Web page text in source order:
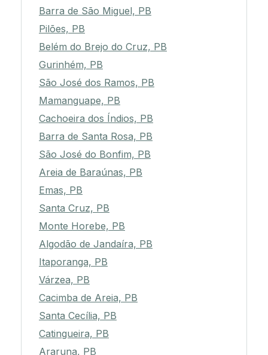
Barra de São Miguel, PB
Pilões, PB
Belém do Brejo do Cruz, PB
Gurinhém, PB
São José dos Ramos, PB
Mamanguape, PB
Cachoeira dos Índios, PB
Barra de Santa Rosa, PB
São José do Bonfim, PB
Areia de Baraúnas, PB
Emas, PB
Santa Cruz, PB
Monte Horebe, PB
Algodão de Jandaíra, PB
Itaporanga, PB
Várzea, PB
Cacimba de Areia, PB
Santa Cecília, PB
Catingueira, PB
Araruna, PB